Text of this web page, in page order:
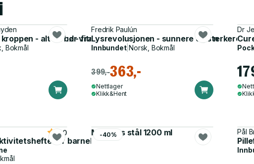
sunn, sterk hud - fra innsiden og ut, og utsiden og inn
- alt du bør vite om kosmetikk
Bokmål
Fredrik Paulún
Lysrevolusjonen - sunnere og sterkere
Innbundet|Norsk, Bokmål
399,-363,-
Nettlager
Klikk&Hent
Dr
for barnehagen
5.0 -40%
Matboks stål 1200 ml Pål